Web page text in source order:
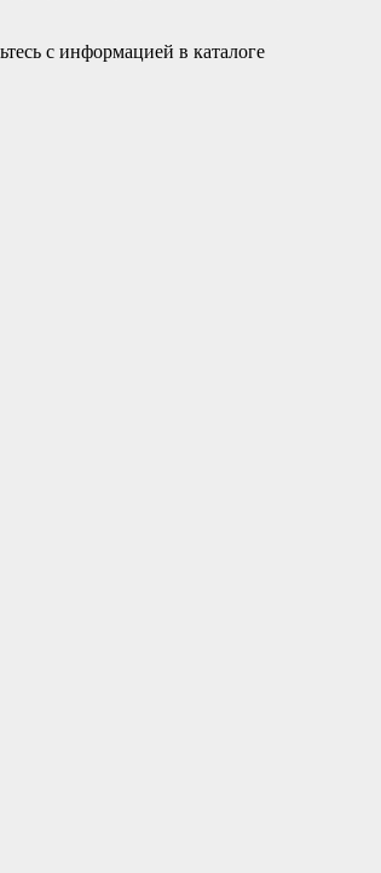
с информацией в каталоге